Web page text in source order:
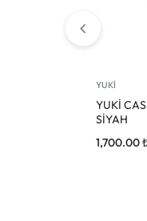
YUKİ
YUKİ
SİYAH
1,700.00